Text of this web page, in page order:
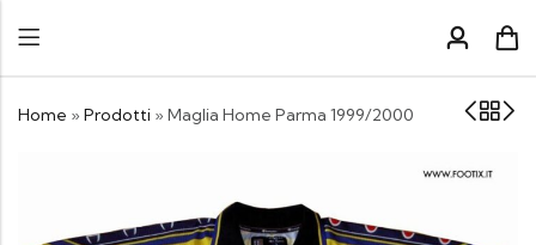
Home » Prodotti » Maglia Home Parma 1999/2000